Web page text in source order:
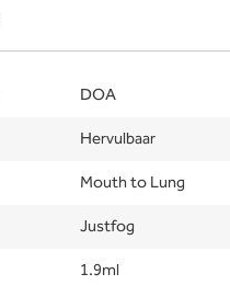
DOA
Hervulbaar
Mouth to Lung
Justfog
1.9ml